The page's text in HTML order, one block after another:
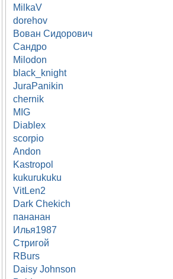
MilkaV
dorehov
Вован Сидорович
Сандро
Milodon
black_knight
JuraPanikin
chernik
MIG
Diablex
scorpio
Andon
Kastropol
kukurukuku
VitLen2
Dark Chekich
пананан
Илья1987
Стригой
RBurs
Daisy Johnson